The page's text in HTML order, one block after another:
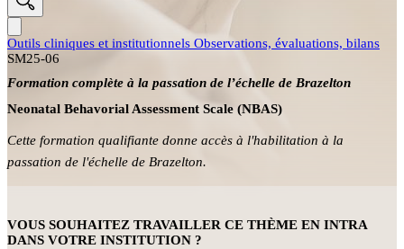
Outils cliniques et institutionnels Observations, évaluations, bilans
SM25-06
Formation complète à la passation de l’échelle de Brazelton
Neonatal Behavorial Assessment Scale (NBAS)
Cette formation qualifiante donne accès à l'habilitation à la
passation de l'échelle de Brazelton.
VOUS SOUHAITEZ TRAVAILLER CE THÈME EN INTRA
DANS VOTRE INSTITUTION ?